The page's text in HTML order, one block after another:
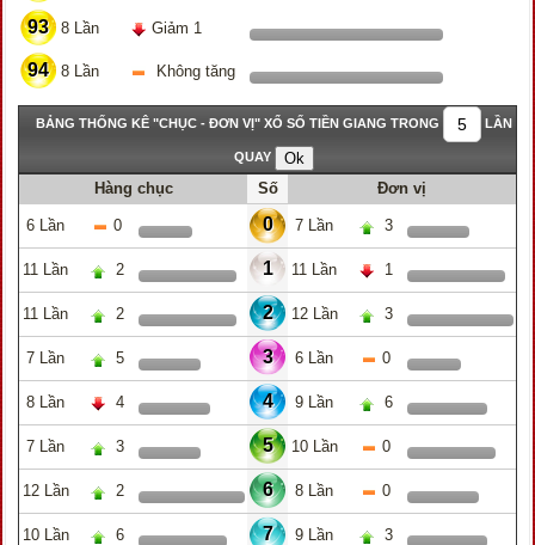
93 8 Lần Giảm 1
94 8 Lần Không tăng
BẢNG THỐNG KÊ "CHỤC - ĐƠN VỊ" XỔ SỐ TIỀN GIANG TRONG LẦN
QUAY
Hàng chục Số Đơn vị
6 Lần 0 0 7 Lần 3
11 Lần 2 1 11 Lần 1
11 Lần 2 2 12 Lần 3
7 Lần 5 3 6 Lần 0
8 Lần 4 4 9 Lần 6
7 Lần 3 5 10 Lần 0
12 Lần 2 6 8 Lần 0
10 Lần 6 7 9 Lần 3